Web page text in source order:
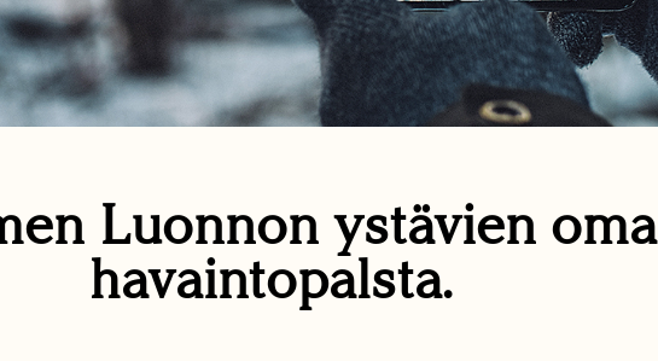
Luonnon ystävien oma
havaintopalsta.